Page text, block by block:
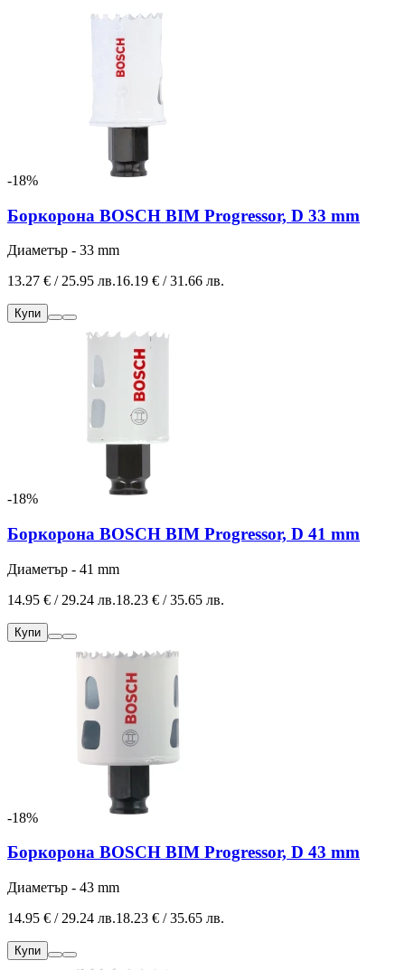
-18%
Боркорона BOSCH BIM Progressor, D 33 mm
Диаметър - 33 mm
13.27 € / 25.95 лв.16.19 € / 31.66 лв.
Купи
-18%
Боркорона BOSCH BIM Progressor, D 41 mm
Диаметър - 41 mm
14.95 € / 29.24 лв.18.23 € / 35.65 лв.
Купи
-18%
Боркорона BOSCH BIM Progressor, D 43 mm
Диаметър - 43 mm
14.95 € / 29.24 лв.18.23 € / 35.65 лв.
Купи